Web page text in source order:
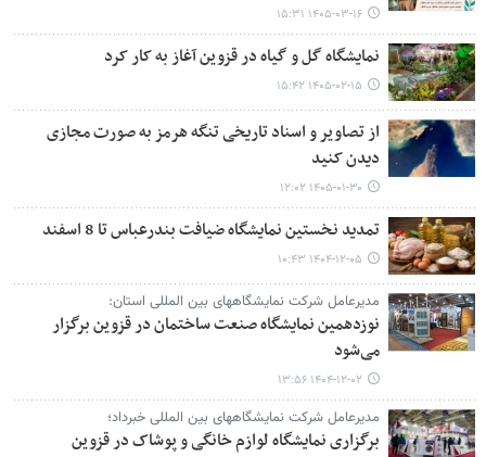
۱۴۰۵-۰۳-۱۶ ۱۵:۳۱
نمایشگاه گل و گیاه در قزوین آغاز به کار کرد
۱۴۰۵-۰۲-۱۵ ۱۵:۴۲
از تصاویر و اسناد تاریخی تنگه هرمز به صورت مجازی
دیدن کنید
۱۴۰۵-۰۱-۳۰ ۱۲:۰۲
تمدید نخستین نمایشگاه ضیافت بندرعباس تا 8 اسفند
۱۴۰۴-۱۲-۰۵ ۱۰:۴۳
مدیرعامل شرکت نمایشگاههای بین المللی استان:
نوزدهمین نمایشگاه صنعت ساختمان در قزوین برگزار
می‌شود
۱۴۰۴-۱۲-۰۲ ۱۳:۵۶
مدیرعامل شرکت نمایشگاههای بین المللی خبرداد؛
برگزاری نمایشگاه لوازم خانگی و پوشاک در قزوین